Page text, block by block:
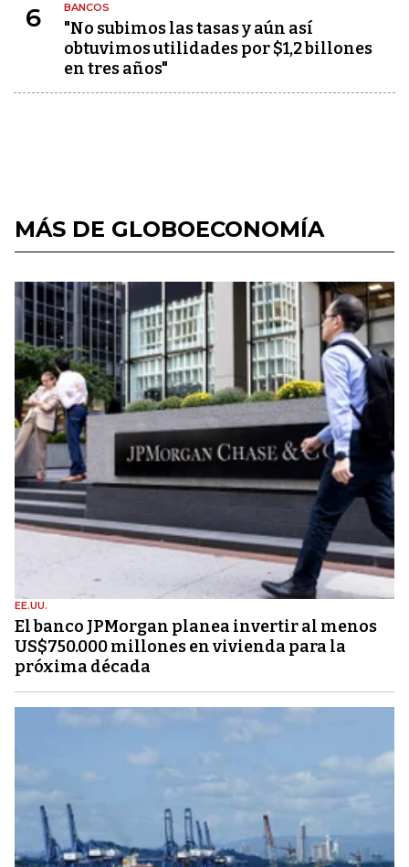
6 BANCOS
"No subimos las tasas y aún así
obtuvimos utilidades por $1,2 billones
en tres años"
MÁS DE GLOBOECONOMÍA
EE.UU.
El banco JPMorgan planea invertir al menos
US$750.000 millones en vivienda para la
próxima década